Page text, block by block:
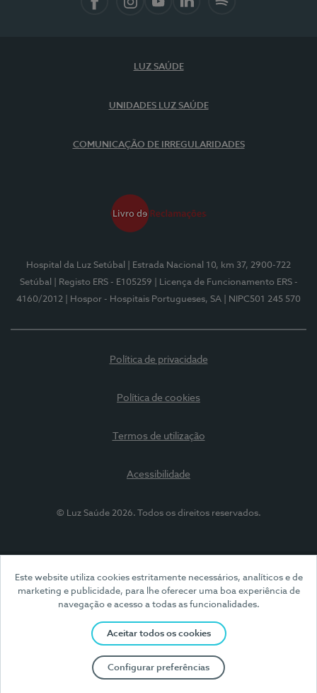
Este website utiliza cookies estritamente necessários, analíticos e de
marketing e publicidade, para lhe oferecer uma boa experiência de
navegação e acesso a todas as funcionalidades.
Aceitar todos os cookies
Configurar preferências
LUZ SAÚDE
UNIDADES LUZ SAÚDE
COMUNICAÇÃO DE IRREGULARIDADES
Hospital da Luz Setúbal
| Estrada Nacional 10, km 37, 2900-722
Setúbal
| Registo ERS - E105259
| Licença de Funcionamento ERS -
4160/2012
| Hospor - Hospitais Portugueses, SA | NIPC501 245 570
Política de privacidade
Política de cookies
Termos de utilização
Acessibilidade
© Luz Saúde 2026. Todos os direitos reservados.